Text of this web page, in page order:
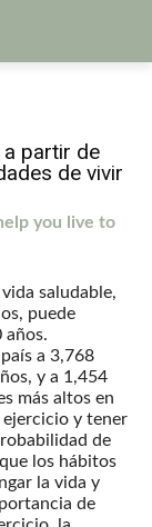
a partir de
de vivir
you live to
saludable,
puede
años.
a 3,768
y a 1,454
más altos en
ejercicio y tener
de
los hábitos
la vida y
de